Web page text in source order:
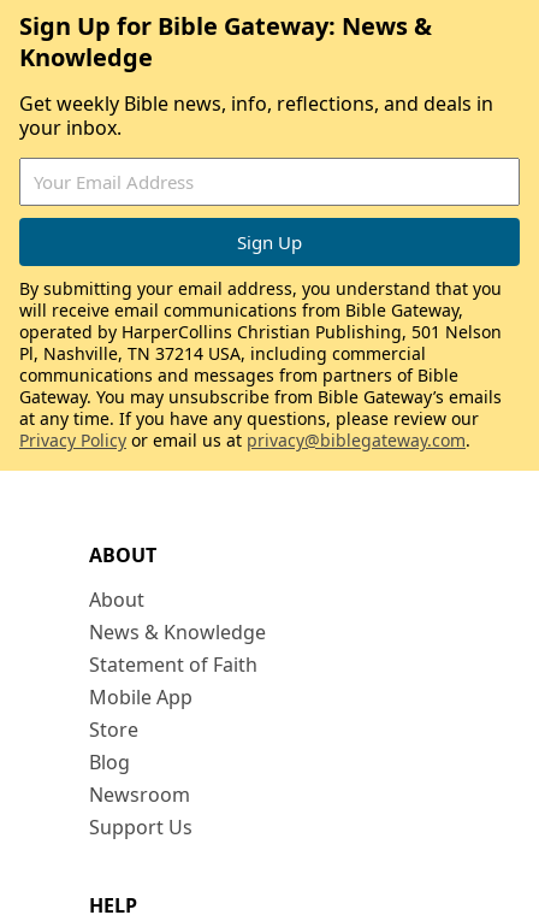
ABOUT
About
News & Knowledge
Statement of Faith
Mobile App
Store
Blog
Newsroom
Support Us
HELP
Sign Up for Bible Gateway: News &
Knowledge
Get weekly Bible news, info, reflections, and deals in
your inbox.
By submitting your email address, you understand that you
will receive email communications from Bible Gateway,
operated by HarperCollins Christian Publishing, 501 Nelson
Pl, Nashville, TN 37214 USA, including commercial
communications and messages from partners of Bible
Gateway. You may unsubscribe from Bible Gateway’s emails
at any time. If you have any questions, please review our
Privacy Policy or email us at privacy@biblegateway.com.